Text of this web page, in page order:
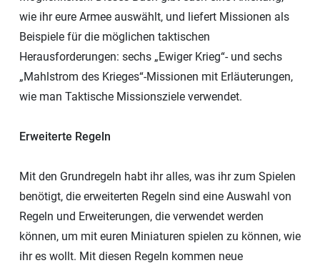
wie ihr eure Armee auswählt, und liefert Missionen als
Beispiele für die möglichen taktischen
Herausforderungen: sechs „Ewiger Krieg“- und sechs
„Mahlstrom des Krieges“-Missionen mit Erläuterungen,
wie man Taktische Missionsziele verwendet.
Erweiterte Regeln
Mit den Grundregeln habt ihr alles, was ihr zum Spielen
benötigt, die erweiterten Regeln sind eine Auswahl von
Regeln und Erweiterungen, die verwendet werden
können, um mit euren Miniaturen spielen zu können, wie
ihr es wollt. Mit diesen Regeln kommen neue